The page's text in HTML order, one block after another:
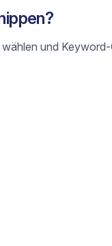
und